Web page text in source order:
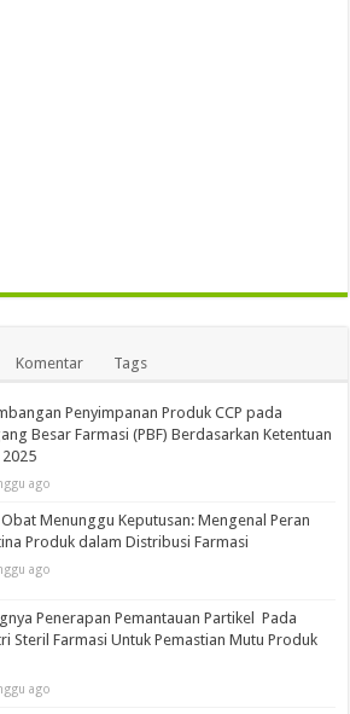
Komentar Tags
Penyimpanan Produk CCP pada
Besar Farmasi (PBF) Berdasarkan Ketentuan
2025
ago
Menunggu Keputusan: Mengenal Peran
Produk dalam Distribusi Farmasi
ago
Penerapan Pemantauan Partikel Pada
Steril Farmasi Untuk Pemastian Mutu Produk
ago